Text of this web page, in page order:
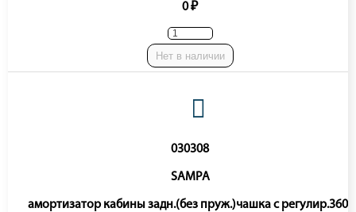
0 ₽
Нет в наличии
030308
SAMPA
амортизатор кабины задн.(без пруж.)чашка с регулир.360-